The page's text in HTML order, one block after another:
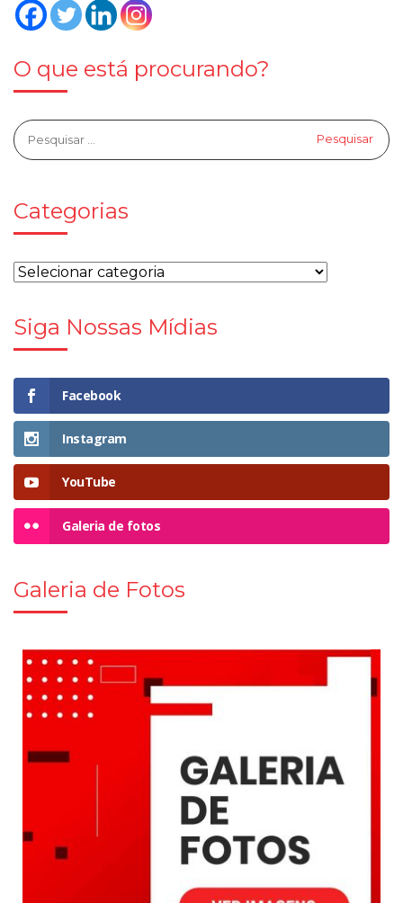
O que está procurando?
Categorias
Siga Nossas Mídias
Facebook
Instagram
YouTube
Galeria de fotos
Galeria de Fotos